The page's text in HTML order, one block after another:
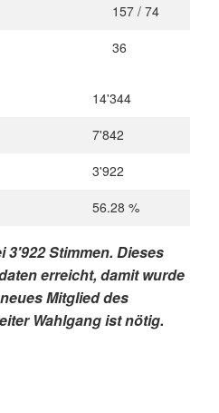
157 / 74
36
14'344
7'842
3'922
56.28 %
3'922 Stimmen. Dieses
erreicht, damit wurde
Mitglied des
Wahlgang ist nötig.